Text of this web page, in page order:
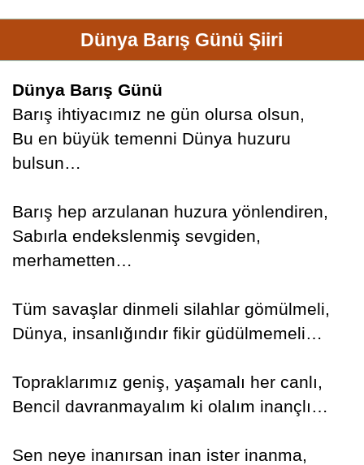
Dünya Barış Günü Şiiri
Dünya Barış Günü
Barış ihtiyacımız ne gün olursa olsun,
Bu en büyük temenni Dünya huzuru
bulsun…
Barış hep arzulanan huzura yönlendiren,
Sabırla endekslenmiş sevgiden,
merhametten…
Tüm savaşlar dinmeli silahlar gömülmeli,
Dünya, insanlığındır fikir güdülmemeli…
Topraklarımız geniş, yaşamalı her canlı,
Bencil davranmayalım ki olalım inançlı…
Sen neye inanırsan inan ister inanma,